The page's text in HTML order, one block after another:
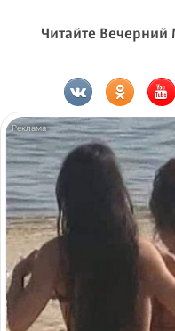
Читайте Вечерний